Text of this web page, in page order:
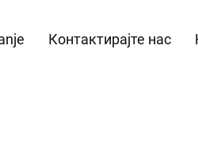
Контактирајте нас